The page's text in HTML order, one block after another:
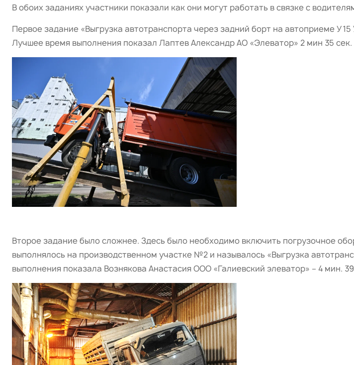
В обоих заданиях участники показали как они могут работать в связке с
Первое задание «Выгрузка автотранспорта через задний борт на автоприеме У
Лучшее время выполнения показал Лаптев Александр АО «Элеватор» 2 мин 35 сек.
Второе задание было сложнее. Здесь было необходимо включить погрузочное
выполнялось на производственном участке №2 и называлось «Выгрузка
выполнения показала Вознякова Анастасия ООО «Галиевский элеватор» – 4 мин.